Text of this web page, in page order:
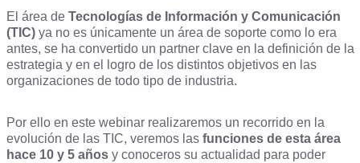
El área de Tecnologías de Información y Comunicación
(TIC) ya no es únicamente un área de soporte como lo era
antes, se ha convertido un partner clave en la definición de la
estrategia y en el logro de los distintos objetivos en las
organizaciones de todo tipo de industria.
Por ello en este webinar realizaremos un recorrido en la
evolución de las TIC, veremos las funciones de esta área
hace 10 y 5 años y conoceros su actualidad para poder